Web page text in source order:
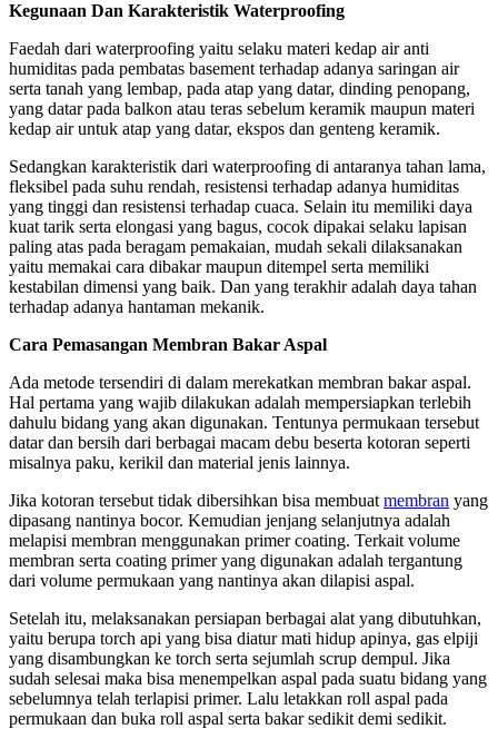
Kegunaan Dan Karakteristik Waterproofing
Faedah dari waterproofing yaitu selaku materi kedap air anti
humiditas pada pembatas basement terhadap adanya saringan air
serta tanah yang lembap, pada atap yang datar, dinding penopang,
yang datar pada balkon atau teras sebelum keramik maupun materi
kedap air untuk atap yang datar, ekspos dan genteng keramik.
Sedangkan karakteristik dari waterproofing di antaranya tahan lama,
fleksibel pada suhu rendah, resistensi terhadap adanya humiditas
yang tinggi dan resistensi terhadap cuaca. Selain itu memiliki daya
kuat tarik serta elongasi yang bagus, cocok dipakai selaku lapisan
paling atas pada beragam pemakaian, mudah sekali dilaksanakan
yaitu memakai cara dibakar maupun ditempel serta memiliki
kestabilan dimensi yang baik. Dan yang terakhir adalah daya tahan
terhadap adanya hantaman mekanik.
Cara Pemasangan Membran Bakar Aspal
Ada metode tersendiri di dalam merekatkan membran bakar aspal.
Hal pertama yang wajib dilakukan adalah mempersiapkan terlebih
dahulu bidang yang akan digunakan. Tentunya permukaan tersebut
datar dan bersih dari berbagai macam debu beserta kotoran seperti
misalnya paku, kerikil dan material jenis lainnya.
Jika kotoran tersebut tidak dibersihkan bisa membuat membran yang
dipasang nantinya bocor. Kemudian jenjang selanjutnya adalah
melapisi membran menggunakan primer coating. Terkait volume
membran serta coating primer yang digunakan adalah tergantung
dari volume permukaan yang nantinya akan dilapisi aspal.
Setelah itu, melaksanakan persiapan berbagai alat yang dibutuhkan,
yaitu berupa torch api yang bisa diatur mati hidup apinya, gas elpiji
yang disambungkan ke torch serta sejumlah scrup dempul. Jika
sudah selesai maka bisa menempelkan aspal pada suatu bidang yang
sebelumnya telah terlapisi primer. Lalu letakkan roll aspal pada
permukaan dan buka roll aspal serta bakar sedikit demi sedikit.